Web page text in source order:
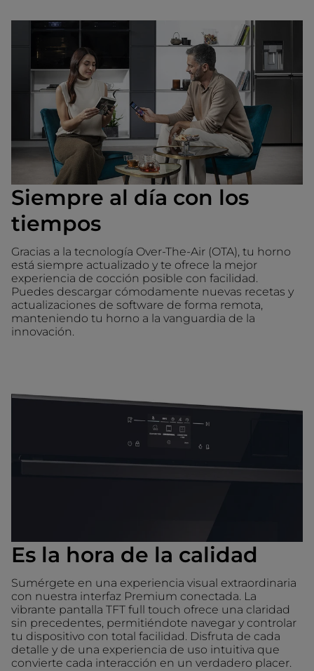
Siempre al día con los
tiempos
Gracias a la tecnología Over-The-Air (OTA), tu horno
está siempre actualizado y te ofrece la mejor
experiencia de cocción posible con facilidad.
Puedes descargar cómodamente nuevas recetas y
actualizaciones de software de forma remota,
manteniendo tu horno a la vanguardia de la
innovación.
Es la hora de la calidad
Sumérgete en una experiencia visual extraordinaria
con nuestra interfaz Premium conectada. La
vibrante pantalla TFT full touch ofrece una claridad
sin precedentes, permitiéndote navegar y controlar
tu dispositivo con total facilidad. Disfruta de cada
detalle y de una experiencia de uso intuitiva que
convierte cada interacción en un verdadero placer.